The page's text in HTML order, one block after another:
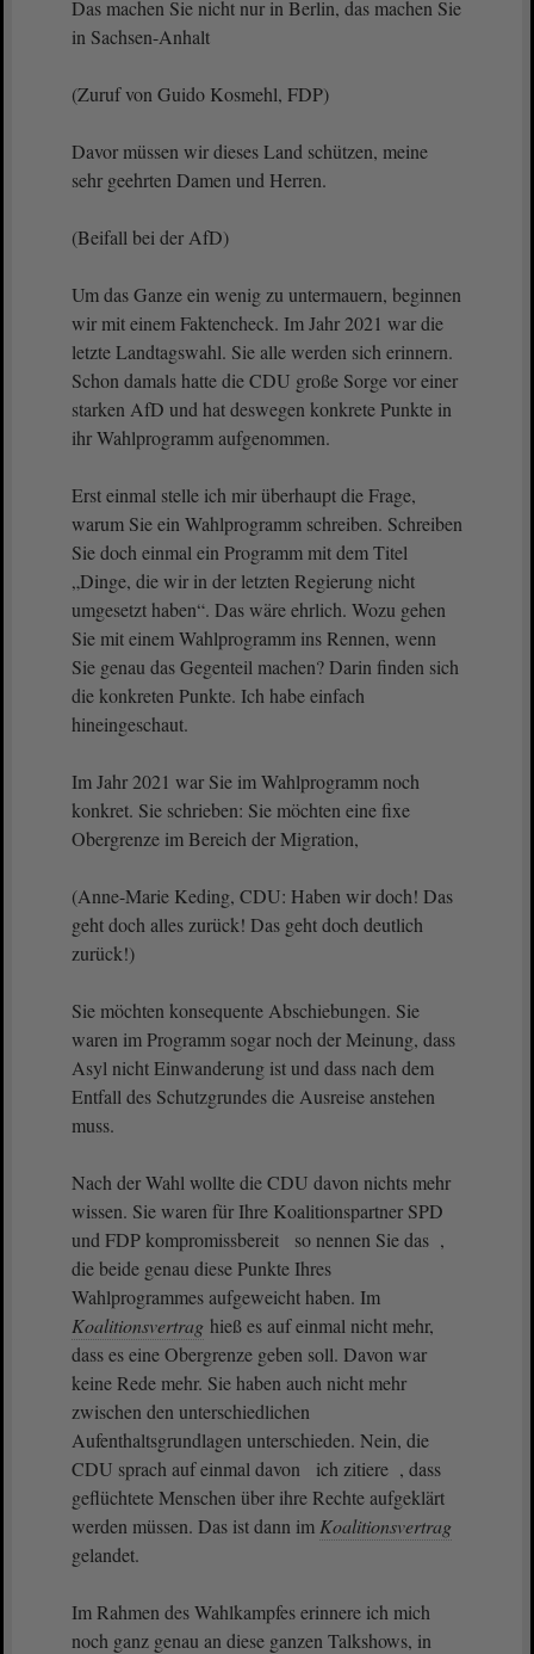
Das machen Sie nicht nur in Berlin, das machen Sie
in Sachsen-Anhalt
(Zuruf von Guido Kosmehl, FDP)
Davor müssen wir dieses Land schützen, meine
sehr geehrten Damen und Herren.
(Beifall bei der AfD)
Um das Ganze ein wenig zu untermauern, beginnen
wir mit einem Faktencheck. Im Jahr 2021 war die
letzte Landtagswahl. Sie alle werden sich erinnern.
Schon damals hatte die CDU große Sorge vor einer
starken AfD und hat deswegen konkrete Punkte in
ihr Wahlprogramm aufgenommen.
Erst einmal stelle ich mir überhaupt die Frage,
warum Sie ein Wahlprogramm schreiben. Schreiben
Sie doch einmal ein Programm mit dem Titel
„Dinge, die wir in der letzten Regierung nicht
umgesetzt haben“. Das wäre ehrlich. Wozu gehen
Sie mit einem Wahlprogramm ins Rennen, wenn
Sie genau das Gegenteil machen? Darin finden sich
die konkreten Punkte. Ich habe einfach
hineingeschaut.
Im Jahr 2021 war Sie im Wahlprogramm noch
konkret. Sie schrieben: Sie möchten eine fixe
Obergrenze im Bereich der Migration,
(Anne-Marie Keding, CDU: Haben wir doch! Das
geht doch alles zurück! Das geht doch deutlich
zurück!)
Sie möchten konsequente Abschiebungen. Sie
waren im Programm sogar noch der Meinung, dass
Asyl nicht Einwanderung ist und dass nach dem
Entfall des Schutzgrundes die Ausreise anstehen
muss.
Nach der Wahl wollte die CDU davon nichts mehr
wissen. Sie waren für Ihre Koalitionspartner SPD
und FDP kompromissbereit so nennen Sie das ,
die beide genau diese Punkte Ihres
Wahlprogrammes aufgeweicht haben. Im
Koalitionsvertrag hieß es auf einmal nicht mehr,
dass es eine Obergrenze geben soll. Davon war
keine Rede mehr. Sie haben auch nicht mehr
zwischen den unterschiedlichen
Aufenthaltsgrundlagen unterschieden. Nein, die
CDU sprach auf einmal davon ich zitiere , dass
geflüchtete Menschen über ihre Rechte aufgeklärt
werden müssen. Das ist dann im Koalitionsvertrag
gelandet.
Im Rahmen des Wahlkampfes erinnere ich mich
noch ganz genau an diese ganzen Talkshows, in